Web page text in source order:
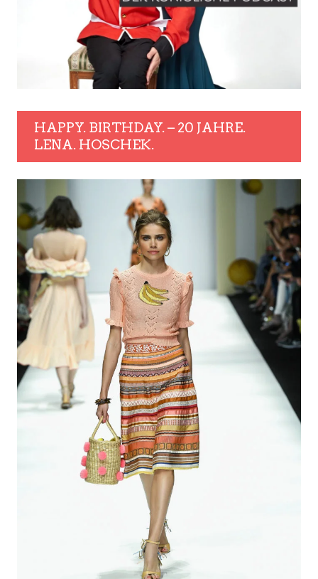
HAPPY. BIRTHDAY. – 20 JAHRE.
LENA. HOSCHEK.